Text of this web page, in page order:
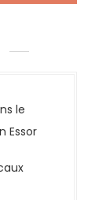
le
Essor